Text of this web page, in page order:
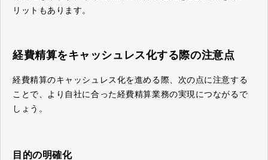
リットもあります。
経費精算をキャッシュレス化する際の注意点
経費精算のキャッシュレス化を進める際、次の点に注意する
ことで、より自社に合った経費精算業務の実現につながるで
しょう。
目的の明確化